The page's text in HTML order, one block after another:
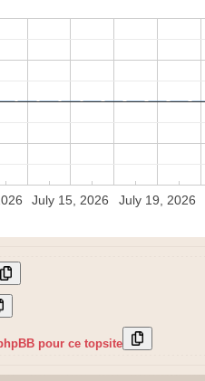
July 15, 2026 July 19, 2026
pour ce topsite